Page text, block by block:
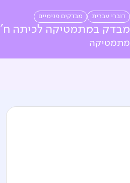
דוברי עברית מבדקים פנימיים
מבדק במתמטיקה לכיתה ח'
מתמטיקה